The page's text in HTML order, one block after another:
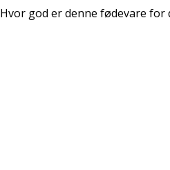
Hvor god er denne fødevare for